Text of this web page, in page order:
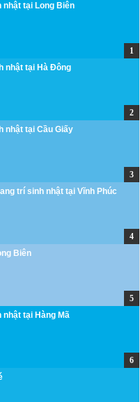
nhật tại Long Biên
nhật tại Hà Đông
nhật tại Cầu Giấy
trí sinh nhật tại Vĩnh Phúc
Biên
nhật tại Hàng Mã